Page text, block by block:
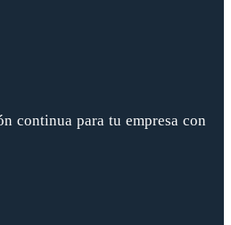
continua para tu empresa con